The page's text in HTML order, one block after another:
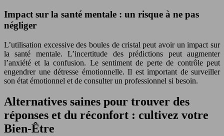
Impact sur la santé mentale : un risque à ne pas
négliger
L’utilisation excessive des boules de cristal peut avoir un impact sur
la santé mentale. L’incertitude des prédictions peut augmenter
l’anxiété et la confusion. Le sentiment de perte de contrôle peut
engendrer une détresse émotionnelle. Il est important de surveiller
son état émotionnel et de consulter un professionnel si besoin.
Alternatives saines pour trouver des
réponses et du réconfort : cultivez votre
Bien-Être